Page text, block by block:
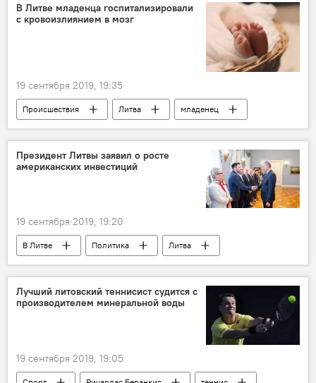
В Литве младенца госпитализировали
с кровоизлиянием в мозг
19 сентября 2019, 19:35
Происшествия Литва младенец
Президент Литвы заявил о росте
американских инвестиций
19 сентября 2019, 19:20
В Литве Политика
Литва
Гитанас Науседа
США
Лучший литовский теннисист судится с
производителем минеральной воды
19 сентября 2019, 19:05